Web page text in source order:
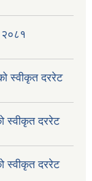
२०८१
स्वीकृत दररेट
स्वीकृत दररेट
स्वीकृत दररेट